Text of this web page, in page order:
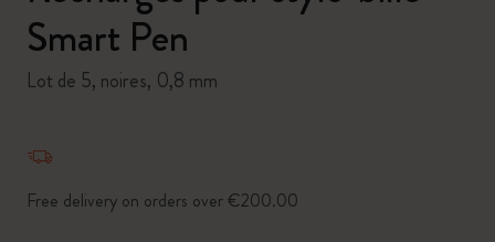
Smart Pen
Lot de 5, noires, 0,8 mm
Free delivery on orders over €200.00